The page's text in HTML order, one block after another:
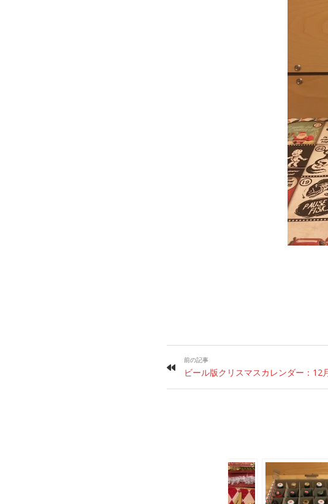
前の記事
ビール版クリスマスカレンダー：12